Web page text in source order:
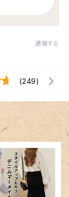
通報する
(249)